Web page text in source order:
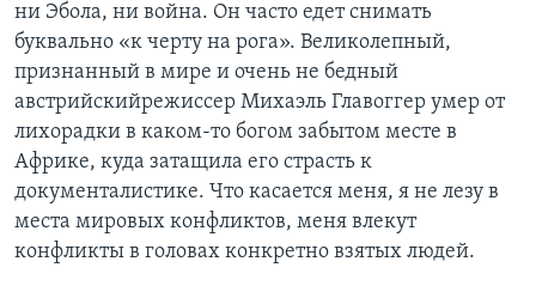
ни Эбола, ни война. Он часто едет снимать
буквально «к черту на рога». Великолепный,
признанный в мире и очень не бедный
австрийскийрежиссер Михаэль Главоггер умер от
лихорадки в каком-то богом забытом месте в
Африке, куда затащила его страсть к
документалистике. Что касается меня, я не лезу в
места мировых конфликтов, меня влекут
конфликты в головах конкретно взятых людей.